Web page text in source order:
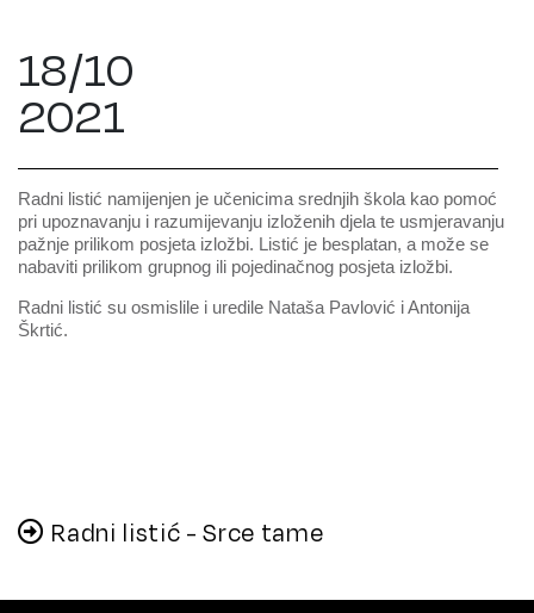
18/10
2021
Radni listić namijenjen je učenicima srednjih škola kao pomoć
pri upoznavanju i razumijevanju izloženih djela te usmjeravanju
pažnje prilikom posjeta izložbi. Listić je besplatan, a može se
nabaviti prilikom grupnog ili pojedinačnog posjeta izložbi.
Radni listić su osmislile i uredile Nataša Pavlović i Antonija
Škrtić.
Radni listić - Srce tame